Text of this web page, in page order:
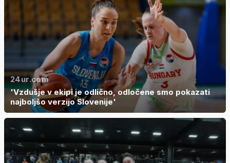
24ur.com
'Vzdušje v ekipi je odlično, odločene smo pokazati
najboljšo verzijo Slovenije'